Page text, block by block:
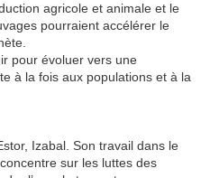
agricole et animale et le
pourraient accélérer le
pour évoluer vers une
à la fois aux populations et à la
Izabal. Son travail dans le
sur les luttes des